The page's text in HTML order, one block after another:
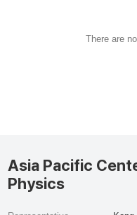
There are
Asia Pacific
Physics